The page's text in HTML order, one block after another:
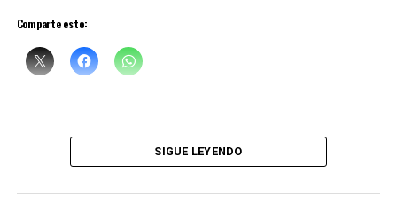
Denise Sciammarella(investigación y voz)
Comparte esto:
SIGUE LEYENDO